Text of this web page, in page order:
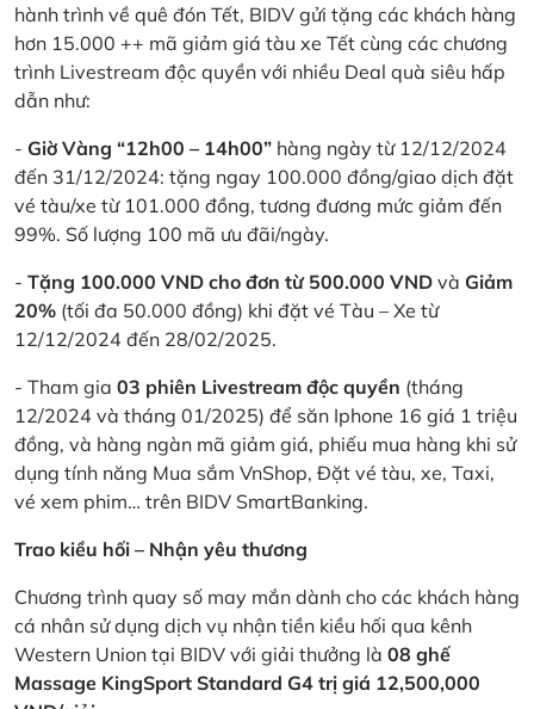
hành trình về quê đón Tết, BIDV gửi tặng các khách hàng
hơn 15.000 ++ mã giảm giá tàu xe Tết cùng các chương
trình Livestream độc quyền với nhiều Deal quà siêu hấp
dẫn như:
- Giờ Vàng “12h00 – 14h00” hàng ngày từ 12/12/2024
đến 31/12/2024: tặng ngay 100.000 đồng/giao dịch đặt
vé tàu/xe từ 101.000 đồng, tương đương mức giảm đến
99%. Số lượng 100 mã ưu đãi/ngày.
- Tặng 100.000 VND cho đơn từ 500.000 VND và Giảm
20% (tối đa 50.000 đồng) khi đặt vé Tàu – Xe từ
12/12/2024 đến 28/02/2025.
- Tham gia 03 phiên Livestream độc quyền (tháng
12/2024 và tháng 01/2025) để săn Iphone 16 giá 1 triệu
đồng, và hàng ngàn mã giảm giá, phiếu mua hàng khi sử
dụng tính năng Mua sắm VnShop, Đặt vé tàu, xe, Taxi,
vé xem phim… trên BIDV SmartBanking.
Trao kiều hối – Nhận yêu thương
Chương trình quay số may mắn dành cho các khách hàng
cá nhân sử dụng dịch vụ nhận tiền kiều hối qua kênh
Western Union tại BIDV với giải thưởng là 08 ghế
Massage KingSport Standard G4 trị giá 12,500,000